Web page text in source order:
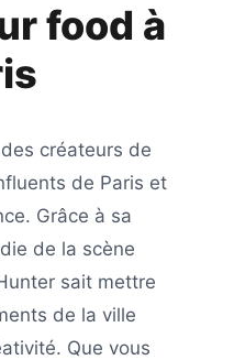
food à
créateurs de
de Paris et
. Grâce à sa
de la scène
sait mettre
de la ville
Que vous